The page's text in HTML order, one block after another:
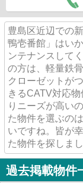
豊島区近辺での
鴨壱番館」はい
ンテナンスして
の方は、軽量鉄
クローゼットが
きるCATV対応
りニーズが高い
た物件を選ぶの
いですね。皆が
た物件を探しまし
過去掲載物件